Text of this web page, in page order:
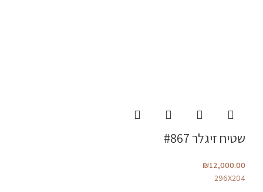
שטיח זיגלר #867
₪12,000.00
296X204